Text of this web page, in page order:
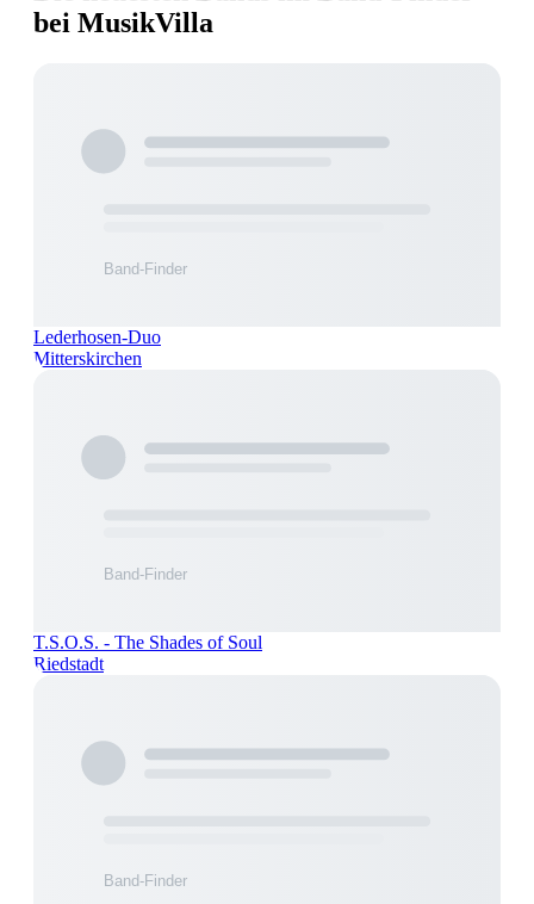
bei MusikVilla
Lederhosen-Duo
Mitterskirchen
T.S.O.S. - The Shades of Soul
Riedstadt